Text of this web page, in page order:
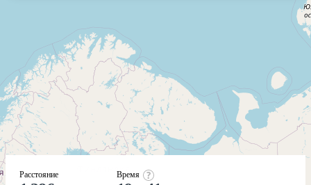
Расстояние Время